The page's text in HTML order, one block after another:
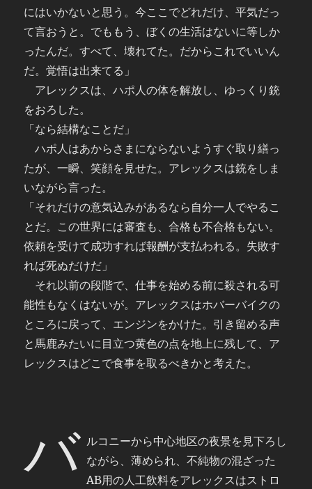
にはいかないと思う。今ここでどれだけ、平気だっ
て言おうと。でももう、ぼくの生活はないに等しか
ったんだ。すべて、壊れてた。だからこれでいいん
だ。覚悟は出来てる」
アレックスは、ハポ人の体を解放し、ゆっくり銃
をおろした。
「なら結構なことだ」
ハポ人はあからさまにならないようすぐ取り繕っ
たが、一瞬、笑顔を見せた。アレックスは銃をしま
いながら言った。
「それだけの意気込みがあるなら自分一人でやるこ
とだ。この世界には審査も、合格も不合格もない。
依頼を受けて成功すれば報酬が支払われる。失敗す
れば死ぬだけだ」
それ以前の段階で、仕事を始める前に殺される可
能性もなくはないが。アレックスはホバーバイクの
ところに戻って、エンジンをかけた。引き留める声
と馬鹿みたいに目立つ黄色の点を地上に残して、ア
レックスはどこで食事を取るべきかと考えた。
バ ルコニーから中心地区の夜景を見下ろし
ながら、薄められ、不純物の混ざった
AB用の人工飲料をアレックスはストロ